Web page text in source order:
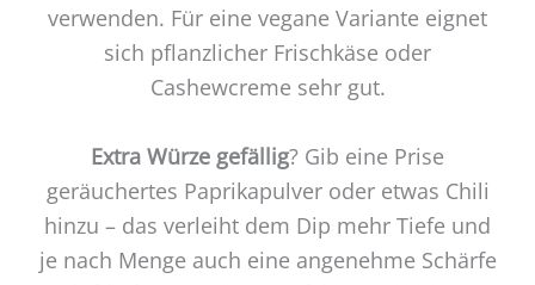
verwenden. Für eine vegane Variante eignet
sich pflanzlicher Frischkäse oder
Cashewcreme sehr gut.
Extra Würze gefällig? Gib eine Prise
geräuchertes Paprikapulver oder etwas Chili
hinzu – das verleiht dem Dip mehr Tiefe und
je nach Menge auch eine angenehme Schärfe